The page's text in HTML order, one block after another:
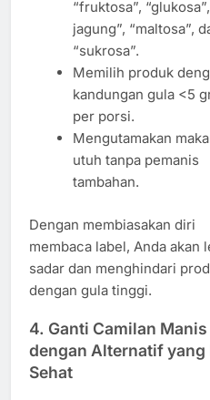
“fruktosa”,
jagung”, “maltosa”,
“sukrosa”.
Memilih produk
kandungan gula <5
per porsi.
Mengutamakan
utuh tanpa pemanis
tambahan.
Dengan membiasakan diri
membaca label, Anda akan
sadar dan menghindari
dengan gula tinggi.
4. Ganti Camilan Manis
dengan Alternatif yang
Sehat